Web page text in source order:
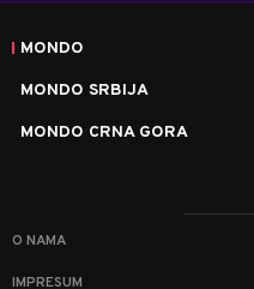
MONDO
MONDO SRBIJA
MONDO CRNA GORA
O NAMA
IMPRESUM